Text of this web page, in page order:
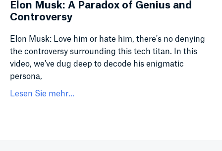
Elon Musk: A Paradox of Genius and
Controversy
Elon Musk: Love him or hate him, there's no denying
the controversy surrounding this tech titan. In this
video, we've dug deep to decode his enigmatic
persona,
Lesen Sie mehr...